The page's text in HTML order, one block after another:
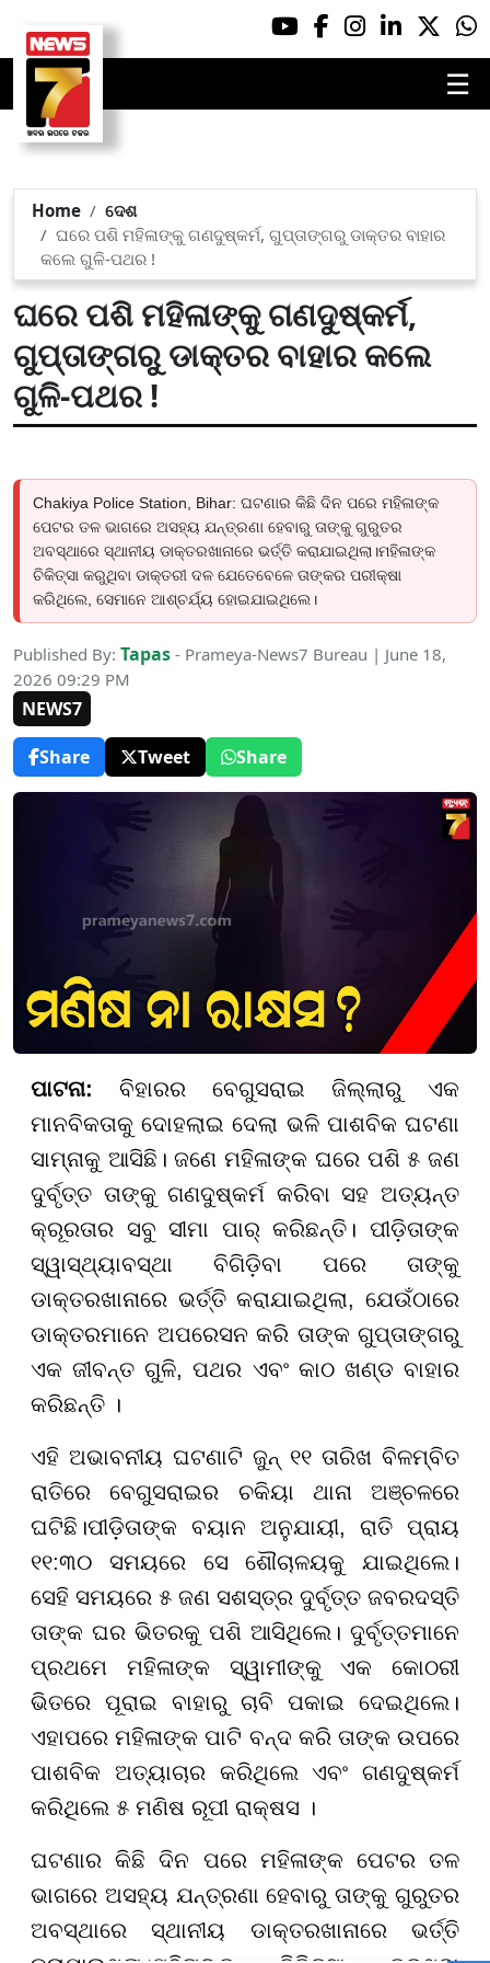
☰
Home
ଦେଶ
ଘରେ ପଶି ମହିଳାଙ୍କୁ ଗଣଦୁଷ୍କର୍ମ, ଗୁପ୍ତାଙ୍ଗରୁ ଡାକ୍ତର ବାହାର
କଲେ ଗୁଳି-ପଥର !
ଘରେ ପଶି ମହିଳାଙ୍କୁ ଗଣଦୁଷ୍କର୍ମ,
ଗୁପ୍ତାଙ୍ଗରୁ ଡାକ୍ତର ବାହାର କଲେ
ଗୁଳି-ପଥର !
Chakiya Police Station, Bihar: ଘଟଣାର କିଛି ଦିନ ପରେ ମହିଳାଙ୍କ
ପେଟର ତଳ ଭାଗରେ ଅସହ୍ୟ ଯନ୍ତ୍ରଣା ହେବାରୁ ତାଙ୍କୁ ଗୁରୁତର
ଅବସ୍ଥାରେ ସ୍ଥାନୀୟ ଡାକ୍ତରଖାନାରେ ଭର୍ତ୍ତି କରାଯାଇଥିଲା।ମହିଳାଙ୍କ
ଚିକିତ୍ସା କରୁଥିବା ଡାକ୍ତରୀ ଦଳ ଯେତେବେଳେ ତାଙ୍କର ପରୀକ୍ଷା
କରିଥିଲେ, ସେମାନେ ଆଶ୍ଚର୍ଯ୍ୟ ହୋଇଯାଇଥିଲେ।
Published By: Tapas - Prameya-News7 Bureau | June 18,
2026 09:29 PM
NEWS7
Share
Tweet Share
ପାଟନା: ବିହାରର ବେଗୁସରାଇ ଜିଲ୍ଲାରୁ ଏକ
ମାନବିକତାକୁ ଦୋହଲାଇ ଦେଲା ଭଳି ପାଶବିକ ଘଟଣା
ସାମ୍ନାକୁ ଆସିଛି। ଜଣେ ମହିଳାଙ୍କ ଘରେ ପଶି ୫ ଜଣ
ଦୁର୍ବୃତ୍ତ ତାଙ୍କୁ ଗଣଦୁଷ୍କର୍ମ କରିବା ସହ ଅତ୍ୟନ୍ତ
କ୍ରୂରତାର ସବୁ ସୀମା ପାର୍ କରିଛନ୍ତି। ପୀଡ଼ିତାଙ୍କ
ସ୍ୱାସ୍ଥ୍ୟାବସ୍ଥା ବିଗିଡ଼ିବା ପରେ ତାଙ୍କୁ
ଡାକ୍ତରଖାନାରେ ଭର୍ତ୍ତି କରାଯାଇଥିଲା, ଯେଉଁଠାରେ
ଡାକ୍ତରମାନେ ଅପରେସନ କରି ତାଙ୍କ ଗୁପ୍ତାଙ୍ଗରୁ
ଏକ ଜୀବନ୍ତ ଗୁଳି, ପଥର ଏବଂ କାଠ ଖଣ୍ଡ ବାହାର
କରିଛନ୍ତି ।
ଏହି ଅଭାବନୀୟ ଘଟଣାଟି ଜୁନ୍ ୧୧ ତାରିଖ ବିଳମ୍ବିତ
ରାତିରେ ବେଗୁସରାଇର ଚକିୟା ଥାନା ଅଞ୍ଚଳରେ
ଘଟିଛି।ପୀଡ଼ିତାଙ୍କ ବୟାନ ଅନୁଯାୟୀ, ରାତି ପ୍ରାୟ
୧୧:୩୦ ସମୟରେ ସେ ଶୌଚାଳୟକୁ ଯାଇଥିଲେ।
ସେହି ସମୟରେ ୫ ଜଣ ସଶସ୍ତ୍ର ଦୁର୍ବୃତ୍ତ ଜବରଦସ୍ତି
ତାଙ୍କ ଘର ଭିତରକୁ ପଶି ଆସିଥିଲେ। ଦୁର୍ବୃତ୍ତମାନେ
ପ୍ରଥମେ ମହିଳାଙ୍କ ସ୍ୱାମୀଙ୍କୁ ଏକ କୋଠରୀ
ଭିତରେ ପୂରାଇ ବାହାରୁ ଚାବି ପକାଇ ଦେଇଥିଲେ।
ଏହାପରେ ମହିଳାଙ୍କ ପାଟି ବନ୍ଦ କରି ତାଙ୍କ ଉପରେ
ପାଶବିକ ଅତ୍ୟାଚାର କରିଥିଲେ ଏବଂ ଗଣଦୁଷ୍କର୍ମ
କରିଥିଲେ ୫ ମଣିଷ ରୂପୀ ରାକ୍ଷସ ।
ଘଟଣାର କିଛି ଦିନ ପରେ ମହିଳାଙ୍କ ପେଟର ତଳ
ଭାଗରେ ଅସହ୍ୟ ଯନ୍ତ୍ରଣା ହେବାରୁ ତାଙ୍କୁ ଗୁରୁତର
ଅବସ୍ଥାରେ ସ୍ଥାନୀୟ ଡାକ୍ତରଖାନାରେ ଭର୍ତ୍ତି